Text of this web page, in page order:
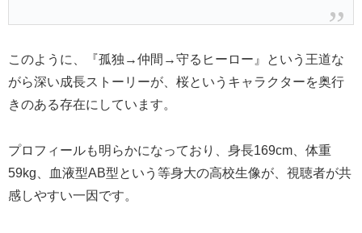
このように、『孤独→仲間→守るヒーロー』という王道な
がら深い成長ストーリーが、桜というキャラクターを奥行
きのある存在にしています。
プロフィールも明らかになっており、身長169cm、体重
59kg、血液型AB型という等身大の高校生像が、視聴者が共
感しやすい一因です。